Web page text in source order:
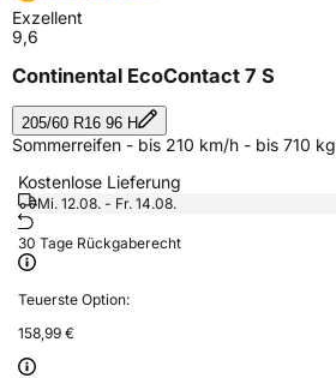
Exzellent
9,6
Continental EcoContact 7 S
205/60 R16 96 H
Sommerreifen - bis 210 km/h - bis 710 kg
Kostenlose Lieferung
Mi. 12.08. - Fr. 14.08.
30 Tage Rückgaberecht
Teuerste Option:
158,99 €